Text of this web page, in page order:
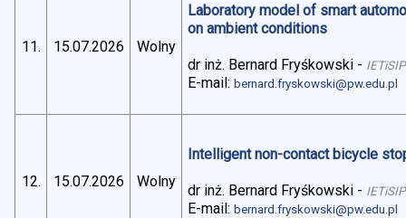
11. 15.07.2026 Wolny
Laboratory model of smart
on ambient conditions
dr inż. Bernard Fryśkowski - IETiSIP
E-mail:bernard.fryskowski@pw.edu.pl
12. 15.07.2026 Wolny
Intelligent non-contact bicycle
dr inż. Bernard Fryśkowski - IETiSIP
E-mail:bernard.fryskowski@pw.edu.pl